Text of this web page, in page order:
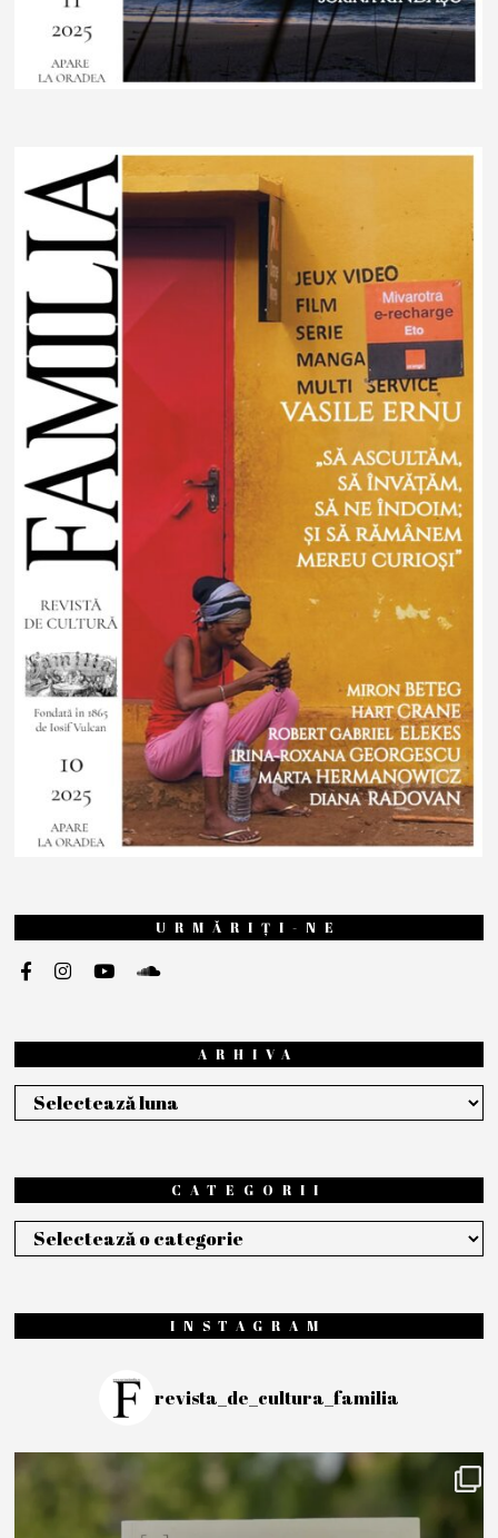
URMĂRIȚI-NE
ARHIVA
Arhiva
CATEGORII
Categorii
INSTAGRAM
revista_de_cultura_familia